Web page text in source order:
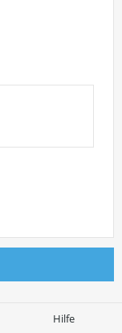
Hilfe